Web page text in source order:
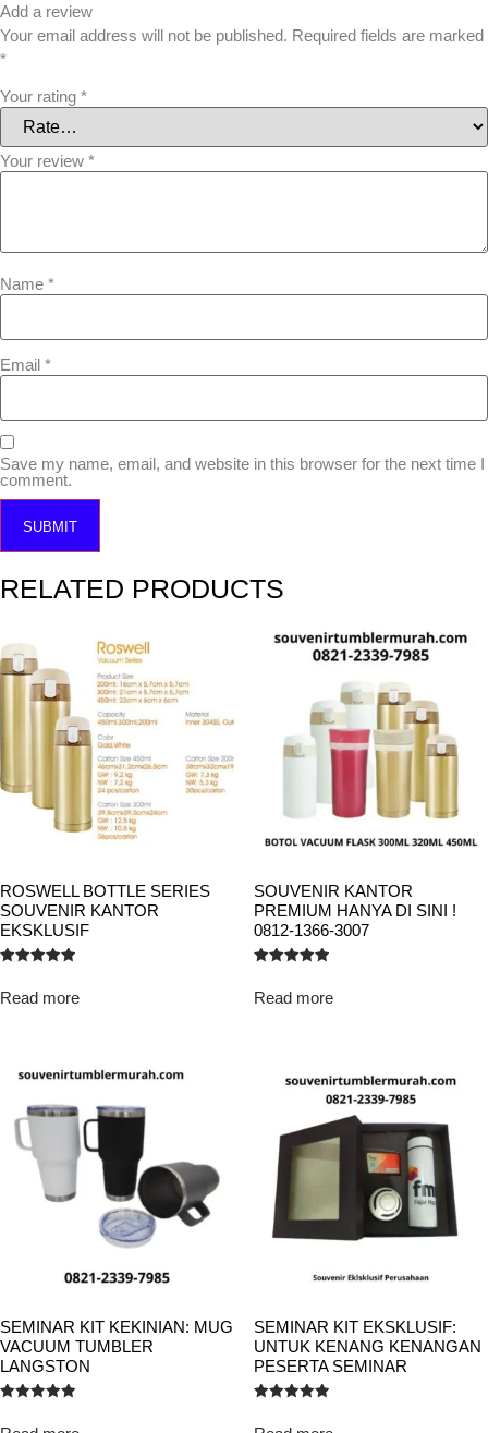
Add a review
Your email address will not be published. Required fields are marked
*
Your rating *
Your review *
Name *
Email *
Save my name, email, and website in this browser for the next time I
comment.
RELATED PRODUCTS
ROSWELL BOTTLE SERIES
SOUVENIR KANTOR
EKSKLUSIF
out of 5
Read more
SOUVENIR KANTOR
PREMIUM HANYA DI SINI !
0812-1366-3007
out of 5
Read more
SEMINAR KIT KEKINIAN: MUG
VACUUM TUMBLER
LANGSTON
5.00
SEMINAR KIT EKSKLUSIF:
UNTUK KENANG KENANGAN
PESERTA SEMINAR
5.00